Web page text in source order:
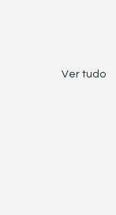
Ver tudo